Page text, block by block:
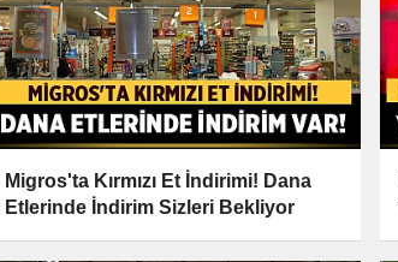
Migros'ta Kırmızı Et İndirimi! Dana
Etlerinde İndirim Sizleri Bekliyor